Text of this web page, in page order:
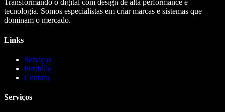
Transformando o digital com design de alta performance e
tecnologia. Somos especialistas em criar marcas e sistemas que
dominam o mercado.
Links
Serviços
Portfólio
Contato
Serviços